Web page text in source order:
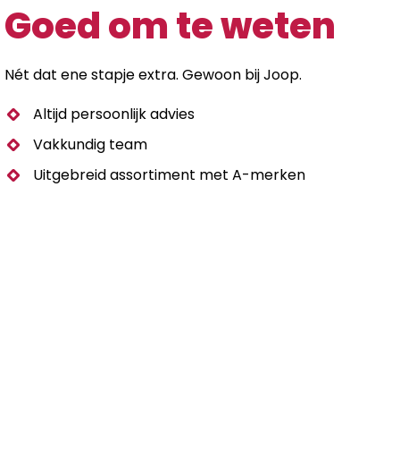
Goed om te weten
Nét dat ene stapje extra. Gewoon bij Joop.
Altijd persoonlijk advies
Vakkundig team
Uitgebreid assortiment met A-merken